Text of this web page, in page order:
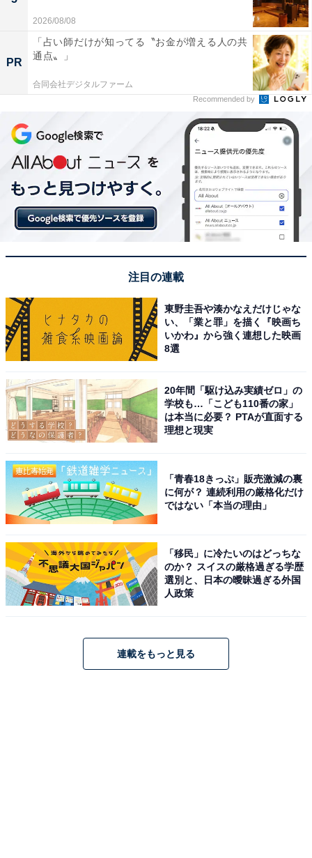
2026/08/08
PR
「占い師だけが知ってる〝お金が増える人の共
通点〟」
合同会社デジタルファーム
Recommended by
注目の連載
東野圭吾や湊かなえだけじゃな
い、「業と罪」を描く『映画ち
いかわ』から強く連想した映画
8選
20年間「駆け込み実績ゼロ」の
学校も…「こども110番の家」
は本当に必要？ PTAが直面する
理想と現実
「青春18きっぷ」販売激減の裏
に何が？ 連続利用の厳格化だけ
ではない「本当の理由」
「移民」に冷たいのはどっちな
のか？ スイスの厳格過ぎる学歴
選別と、日本の曖昧過ぎる外国
人政策
連載をもっと見る